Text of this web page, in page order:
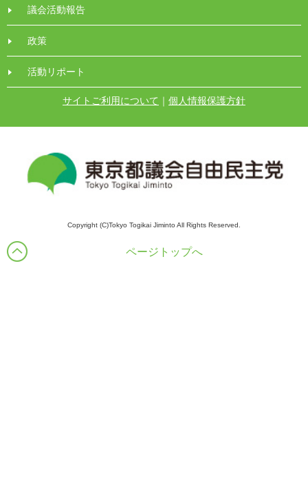
議会活動報告
政策
活動リポート
サイトご利用について ｜ 個人情報保護方針
Copyright (C)Tokyo Togikai Jiminto All Rights Reserved.
ページトップへ